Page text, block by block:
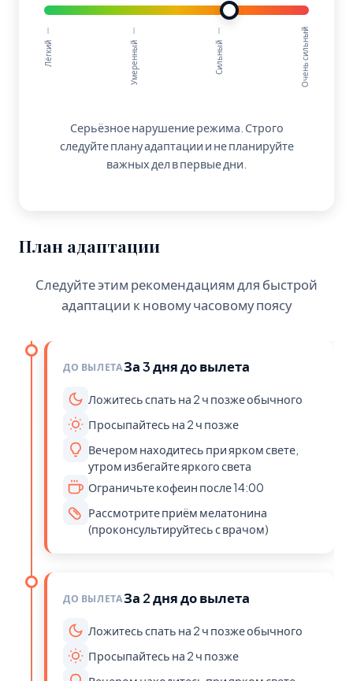
Лёгкий Умеренный Сильный Очень сильный
Серьёзное нарушение режима. Строго
следуйте плану адаптации и не планируйте
важных дел в первые дни.
План адаптации
Следуйте этим рекомендациям для быстрой
адаптации к новому часовому поясу
ДО ВЫЛЕТАЗа 3 дня до вылета
Ложитесь спать на 2 ч позже обычного
Просыпайтесь на 2 ч позже
Вечером находитесь при ярком свете,
утром избегайте яркого света
Ограничьте кофеин после 14:00
Рассмотрите приём мелатонина
(проконсультируйтесь с врачом)
ДО ВЫЛЕТАЗа 2 дня до вылета
Ложитесь спать на 2 ч позже обычного
Просыпайтесь на 2 ч позже